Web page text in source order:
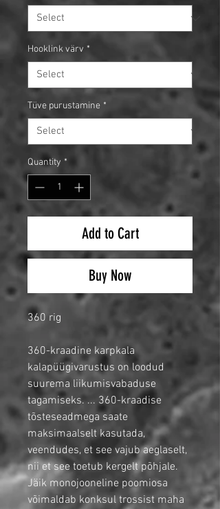
Hooklink värv *
Tüve purustamine *
Quantity *
Add to Cart
Buy Now
360 rig
360-kraadine karpkala
kalapüügivarustus on loodud
suurema liikumisvabaduse
tagamiseks. ... 360-kraadise
tõsteseadmega saate
maksimaalselt kasutada,
veendudes, et see vajub aeglaselt,
nii et see toetub kergelt põhjale.
Jäik monojooneline poomiosa
võimaldab konksul trossist maha